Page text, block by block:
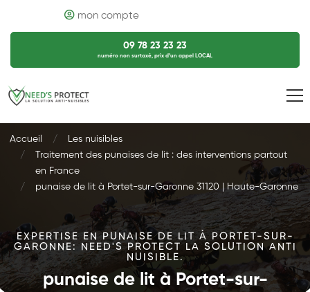
mon compte
09 78 23 23 23
numéro non surtaxé, prix d’un appel LOCAL
Accueil
Les nuisibles
Traitement des punaises de lit : des interventions partout
en France
punaise de lit à Portet-sur-Garonne 31120 | Haute-Garonne
EXPERTISE EN PUNAISE DE LIT À PORTET-SUR-
GARONNE: NEED'S PROTECT LA SOLUTION ANTI
NUISIBLE.
punaise de lit à Portet-sur-